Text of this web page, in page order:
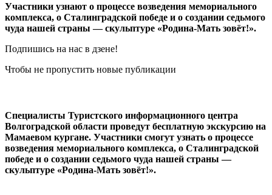
Участники узнают о процессе возведения мемориального
комплекса, о Сталинградской победе и о создании седьмого
чуда нашей страны — скульптуре «Родина-Мать зовёт!».
Подпишись на нас в дзене!
Чтобы не пропустить новые публикации
Специалисты Туристского информационного центра
Волгоградской области проведут бесплатную экскурсию на
Мамаевом кургане. Участники смогут узнать о процессе
возведения мемориального комплекса, о Сталинградской
победе и о создании седьмого чуда нашей страны —
скульптуре «Родина-Мать зовёт!».